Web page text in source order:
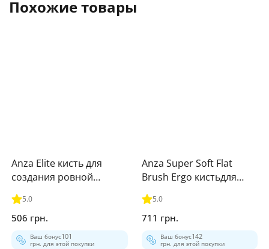
Похожие товары
Anza Elite кисть для
создания ровной
поверхности (70мм)
5.0
506 грн.
Ваш бонус101
грн. для этой покупки
Anza Super Soft Flat
Brush Ergo кистьдля
красок 50мм
5.0
711 грн.
Ваш бонус142
грн. для этой покупки